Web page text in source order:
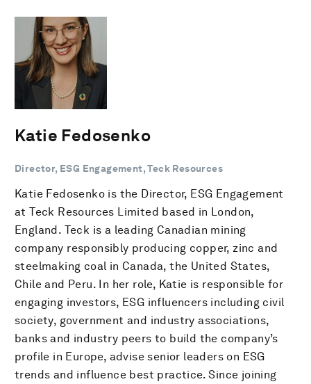
Katie Fedosenko
Director, ESG Engagement, Teck Resources
Katie Fedosenko is the Director, ESG Engagement
at Teck Resources Limited based in London,
England. Teck is a leading Canadian mining
company responsibly producing copper, zinc and
steelmaking coal in Canada, the United States,
Chile and Peru. In her role, Katie is responsible for
engaging investors, ESG influencers including civil
society, government and industry associations,
banks and industry peers to build the company’s
profile in Europe, advise senior leaders on ESG
trends and influence best practice. Since joining